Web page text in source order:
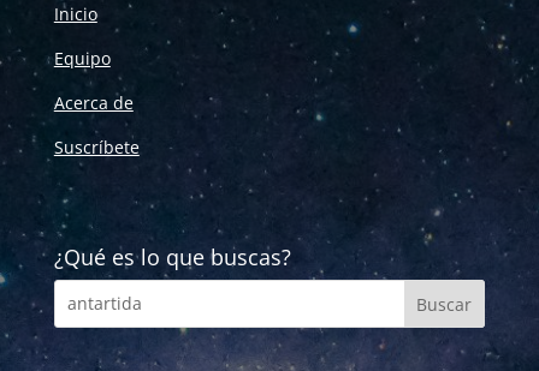
Inicio
Equipo
Acerca de
Suscríbete
¿Qué es lo que buscas?